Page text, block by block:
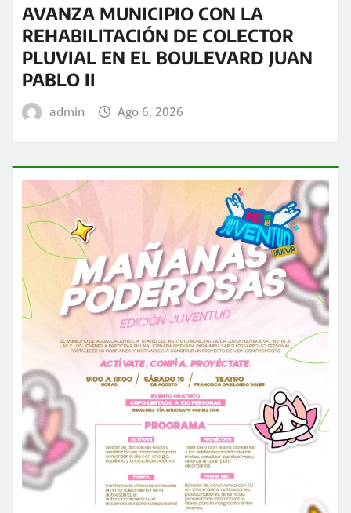
AVANZA MUNICIPIO CON LA
REHABILITACIÓN DE COLECTOR
PLUVIAL EN EL BOULEVARD JUAN
PABLO II
admin Ago 6, 2026